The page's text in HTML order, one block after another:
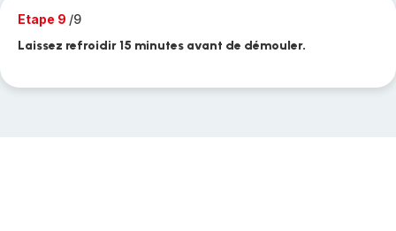
Etape 9 /9
Laissez refroidir 15 minutes avant de démouler.